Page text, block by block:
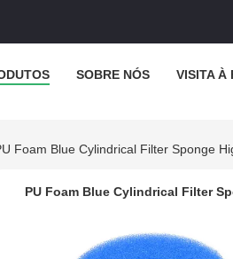
SOBRE NÓS VISITA À
Foam Blue Cylindrical Filter Sponge
PU Foam Blue Cylindrical Filter